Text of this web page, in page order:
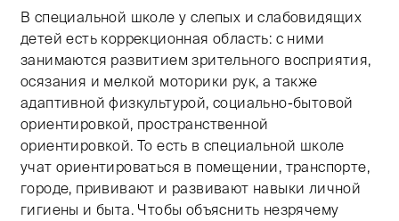
В специальной школе у слепых и слабовидящих
детей есть коррекционная область: с ними
занимаются развитием зрительного восприятия,
осязания и мелкой моторики рук, а также
адаптивной физкультурой, социально-бытовой
ориентировкой, пространственной
ориентировкой. То есть в специальной школе
учат ориентироваться в помещении, транспорте,
городе, прививают и развивают навыки личной
гигиены и быта. Чтобы объяснить незрячему